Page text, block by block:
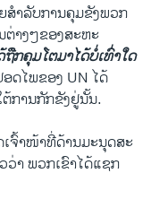
ສຳລັບການຄຸມຂັງພວກ
ຕ່າງໆຂອງສະຫະ
ຖືກຄຸມໂຕມາໄດ້ບໍ່ເທົ່າໃດ
ດໄພຂອງ UN ໄດ້
ການກັກຂັງຢູ່ນັ້ນ.
ເຈົ້າໜ້າທີ່ດ້ານມະນຸດສະ
ວ່າ ພວກເຂົາໄດ້ແຊກ